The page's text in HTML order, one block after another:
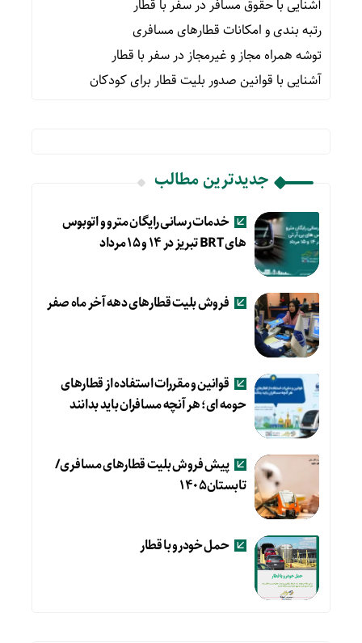
آشنایی با حقوق مسافر در سفر با قطار
رتبه بندی و امکانات قطارهای مسافری
توشه همراه مجاز و غیرمجاز در سفر با قطار
آشنایی با قوانین صدور بلیت قطار برای کودکان
جدیدترین مطالب
خدمات رسانی رایگان مترو و اتوبوس
های BRT تبریز در ۱۴ و ۱۵ مرداد
فروش بلیت قطارهای دهه آخر ماه صفر
قوانین و مقررات استفاده از قطارهای
حومه ای؛ هر آنچه مسافران باید بدانند
پیش فروش بلیت قطارهای مسافری/
تابستان۱۴۰۵
حمل خودرو با قطار